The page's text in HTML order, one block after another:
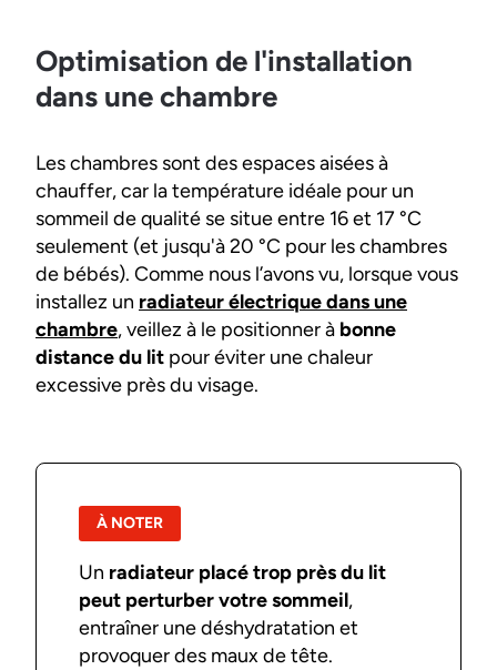
Optimisation de l'installation
dans une chambre
Les chambres sont des espaces aisées à
chauffer, car la température idéale pour un
sommeil de qualité se situe entre 16 et 17 °C
seulement (et jusqu'à 20 °C pour les chambres
de bébés). Comme nous l’avons vu, lorsque vous
installez un radiateur électrique dans une
chambre, veillez à le positionner à bonne
distance du lit pour éviter une chaleur
excessive près du visage.
À NOTER
Un radiateur placé trop près du lit
peut perturber votre sommeil,
entraîner une déshydratation et
provoquer des maux de tête.